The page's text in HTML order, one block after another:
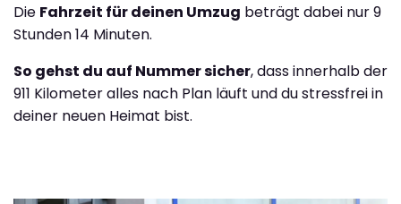
Die Fahrzeit für deinen Umzug beträgt dabei nur 9
Stunden 14 Minuten.
So gehst du auf Nummer sicher, dass innerhalb der
911 Kilometer alles nach Plan läuft und du stressfrei in
deiner neuen Heimat bist.